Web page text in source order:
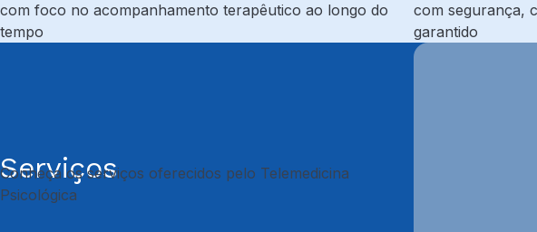
com foco no acompanhamento terapêutico ao longo do
tempo
com segurança,
garantido
Serviços
Conheça os serviços oferecidos pelo Telemedicina
Psicológica